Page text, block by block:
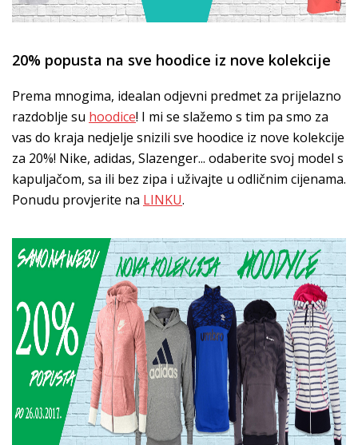
20% popusta na sve hoodice iz nove kolekcije
Prema mnogima, idealan odjevni predmet za prijelazno
razdoblje su hoodice! I mi se slažemo s tim pa smo za
vas do kraja nedjelje snizili sve hoodice iz nove kolekcije
za 20%! Nike, adidas, Slazenger... odaberite svoj model s
kapuljačom, sa ili bez zipa i uživajte u odličnim cijenama.
Ponudu provjerite na LINKU.